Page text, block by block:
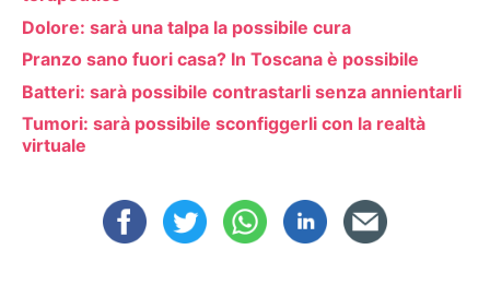
Dolore: sarà una talpa la possibile cura
Pranzo sano fuori casa? In Toscana è possibile
Batteri: sarà possibile contrastarli senza annientarli
Tumori: sarà possibile sconfiggerli con la realtà
virtuale